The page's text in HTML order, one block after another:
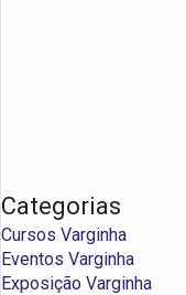
Categorias
Cursos Varginha
Eventos Varginha
Exposição Varginha